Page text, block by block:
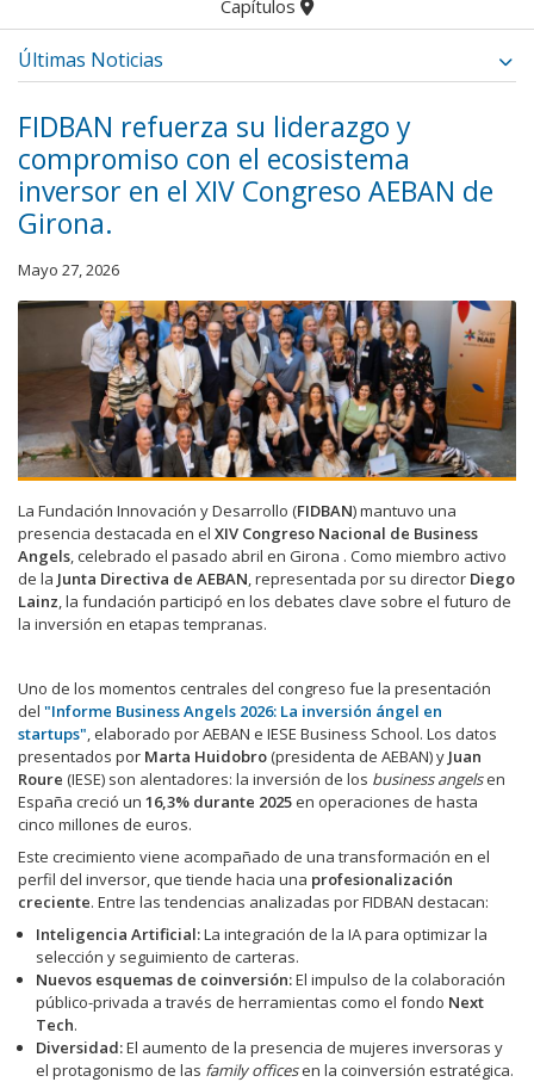
Capítulos
Últimas Noticias
FIDBAN refuerza su liderazgo y
compromiso con el ecosistema
inversor en el XIV Congreso AEBAN de
Girona.
Mayo 27, 2026
La Fundación Innovación y Desarrollo (FIDBAN) mantuvo una
presencia destacada en el XIV Congreso Nacional de Business
Angels, celebrado el pasado abril en Girona . Como miembro activo
de la Junta Directiva de AEBAN, representada por su director Diego
Lainz, la fundación participó en los debates clave sobre el futuro de
la inversión en etapas tempranas.
Uno de los momentos centrales del congreso fue la presentación
del "Informe Business Angels 2026: La inversión ángel en
startups", elaborado por AEBAN e IESE Business School. Los datos
presentados por Marta Huidobro(presidenta de AEBAN) y Juan
Roure (IESE) son alentadores: la inversión de los business angelsen
España creció un 16,3% durante 2025en operaciones de hasta
cinco millones de euros.
Este crecimiento viene acompañado de una transformación en el
perfil del inversor, que tiende hacia una profesionalización
creciente. Entre las tendencias analizadas por FIDBAN destacan:
Inteligencia Artificial:La integración de la IA para optimizar la
selección y seguimiento de carteras.
Nuevos esquemas de coinversión:El impulso de la colaboración
público-privada a través de herramientas como el fondo Next
Tech.
Diversidad:El aumento de la presencia de mujeres inversoras y
el protagonismo de las family officesen la coinversión estratégica.